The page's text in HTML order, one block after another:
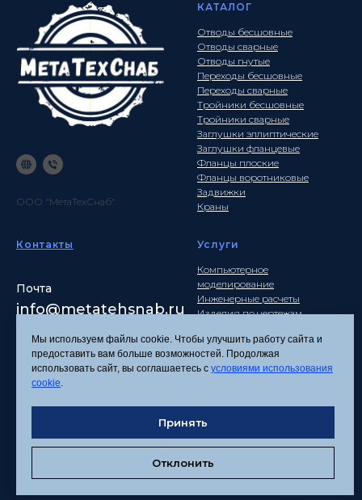
ООО "МетаТехСнаб"
КАТАЛОГ
Отводы бесшовные
Отводы сварные
Отводы гнутые
Переходы бесшовные
Переходы сварные
Тройники бесшовные
Тройники сварные
Заглушки эллиптические
Заглушки фланцевые
Фланцы плоские
Фланцы воротниковые
Задвижки
Краны
Контакты
Почта
info@metatehsnab.ru
Услуги
Компьютерное
моделирование
Инженерные расчеты
Изделия по чертежам
Политика
Согласие на обработку
персональных данных
Соглашение об
Мы используем файлы cookie. Чтобы улучшить работу сайта и
предоставить вам больше возможностей. Продолжая
использовать сайт, вы соглашаетесь с условиями использования
cookie.
Принять
Отклонить